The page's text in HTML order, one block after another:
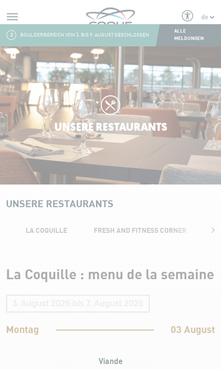
Aller au contenu
Alerts
BOULDERBEREICH VOM 3. BIS 9. AUGUST GESCHLOSSEN
ALLE
MELDUNGEN
UNSERE RESTAURANTS
UNSERE RESTAURANTS
LA COQUILLE FRESH AND FITNESS CORNER
La Coquille : menu de la semaine
Montag 03 August
Viande